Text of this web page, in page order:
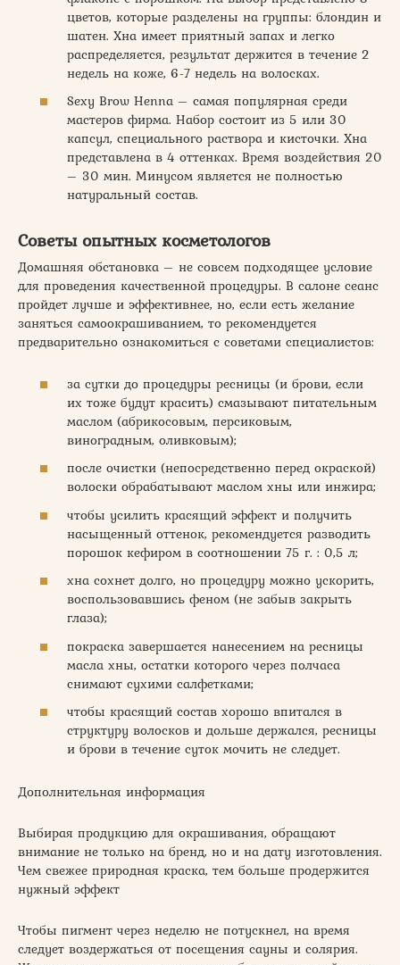
цветов, которые разделены на группы: блондин и
шатен. Хна имеет приятный запах и легко
распределяется, результат держится в течение 2
недель на коже, 6-7 недель на волосках.
Sexy Brow Henna – самая популярная среди
мастеров фирма. Набор состоит из 5 или 30
капсул, специального раствора и кисточки. Хна
представлена в 4 оттенках. Время воздействия 20
– 30 мин. Минусом является не полностью
натуральный состав.
Советы опытных косметологов
Домашняя обстановка – не совсем подходящее условие
для проведения качественной процедуры. В салоне сеанс
пройдет лучше и эффективнее, но, если есть желание
заняться самоокрашиванием, то рекомендуется
предварительно ознакомиться с советами специалистов:
за сутки до процедуры ресницы (и брови, если
их тоже будут красить) смазывают питательным
маслом (абрикосовым, персиковым,
виноградным, оливковым);
после очистки (непосредственно перед окраской)
волоски обрабатывают маслом хны или инжира;
чтобы усилить красящий эффект и получить
насыщенный оттенок, рекомендуется разводить
порошок кефиром в соотношении 75 г. : 0,5 л;
хна сохнет долго, но процедуру можно ускорить,
воспользовавшись феном (не забыв закрыть
глаза);
покраска завершается нанесением на ресницы
масла хны, остатки которого через полчаса
снимают сухими салфетками;
чтобы красящий состав хорошо впитался в
структуру волосков и дольше держался, ресницы
и брови в течение суток мочить не следует.
Дополнительная информация
Выбирая продукцию для окрашивания, обращают
внимание не только на бренд, но и на дату изготовления.
Чем свежее природная краска, тем больше продержится
нужный эффект
Чтобы пигмент через неделю не потускнел, на время
следует воздержаться от посещения сауны и солярия.